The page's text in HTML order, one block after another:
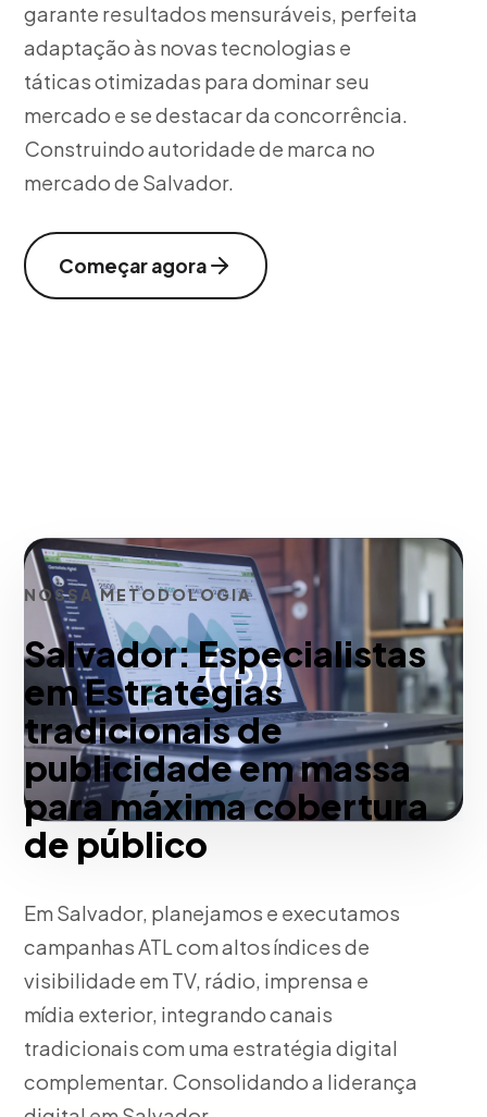
garante resultados mensuráveis, perfeita
adaptação às novas tecnologias e
táticas otimizadas para dominar seu
mercado e se destacar da concorrência.
Construindo autoridade de marca no
mercado de Salvador.
Começar agora
NOSSA METODOLOGIA
Salvador: Especialistas
em Estratégias
tradicionais de
publicidade em massa
para máxima cobertura
de público
Em Salvador, planejamos e executamos
campanhas ATL com altos índices de
visibilidade em TV, rádio, imprensa e
mídia exterior, integrando canais
tradicionais com uma estratégia digital
complementar. Consolidando a liderança